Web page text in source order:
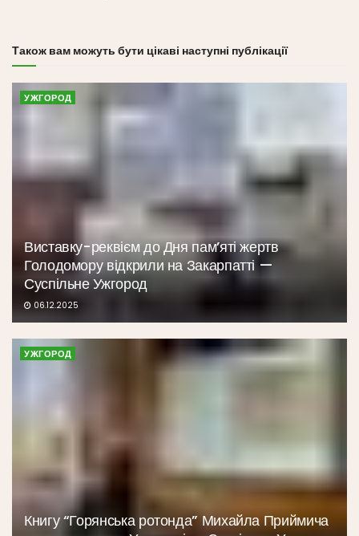
Також вам можуть бути цікаві наступні публікації
УЖГОРОД
Виставку-реквієм до Дня пам’яті жертв
Голодомору відкрили на Закарпатті —
Суспільне Ужгород
06.12.2025
УЖГОРОД
Книгу “Горянська ротонда” Михайла Приймича